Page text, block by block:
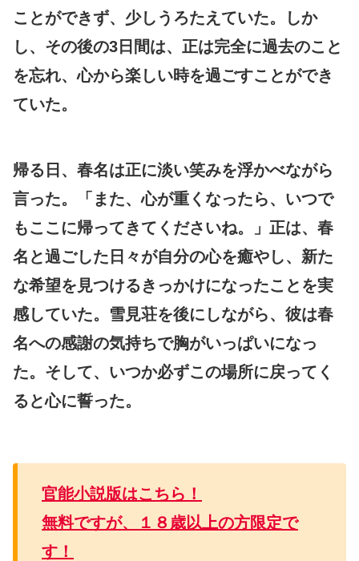
ことができず、少しうろたえていた。しか
し、その後の3日間は、正は完全に過去のこと
を忘れ、心から楽しい時を過ごすことができ
ていた。
帰る日、春名は正に淡い笑みを浮かべながら
言った。「また、心が重くなったら、いつで
もここに帰ってきてくださいね。」正は、春
名と過ごした日々が自分の心を癒やし、新た
な希望を見つけるきっかけになったことを実
感していた。雪見荘を後にしながら、彼は春
名への感謝の気持ちで胸がいっぱいになっ
た。そして、いつか必ずこの場所に戻ってく
ると心に誓った。
官能小説版はこちら！
無料ですが、１８歳以上の方限定で
す！